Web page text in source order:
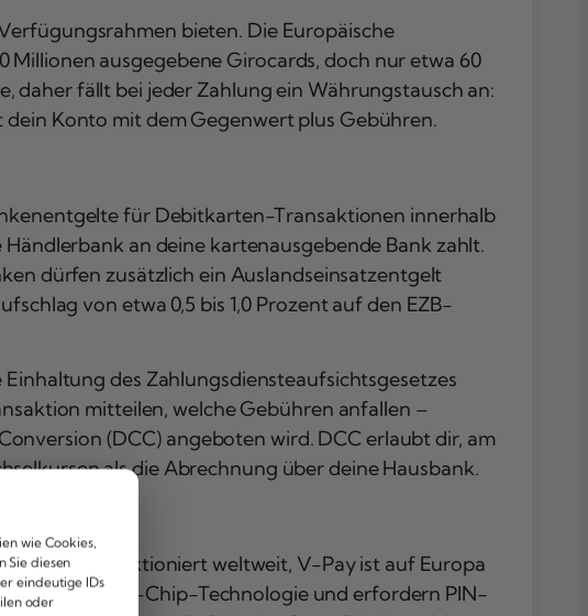
wie Cookies,
Sie diesen
eindeutige IDs
oder
bieten. Die Europäische
Millionen ausgegebene Girocards, doch nur etwa 60
fällt bei jeder Zahlung ein Währungstausch an:
Konto mit dem Gegenwert plus Gebühren.
für Debitkarten-Transaktionen innerhalb
an deine kartenausgebende Bank zahlt.
dürfen zusätzlich ein Auslandseinsatzentgelt
von etwa 0,5 bis 1,0 Prozent auf den EZB-
des Zahlungsdiensteaufsichtsgesetzes
mitteilen, welche Gebühren anfallen –
(DCC) angeboten wird. DCC erlaubt dir, am
als die Abrechnung über deine Hausbank.
Maestro funktioniert weltweit, V-Pay ist auf Europa
nutzen EMV-Chip-Technologie und erfordern PIN-
bezahlen?
Häufig